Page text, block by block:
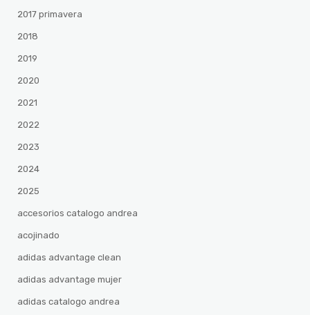
2017 primavera
2018
2019
2020
2021
2022
2023
2024
2025
accesorios catalogo andrea
acojinado
adidas advantage clean
adidas advantage mujer
adidas catalogo andrea